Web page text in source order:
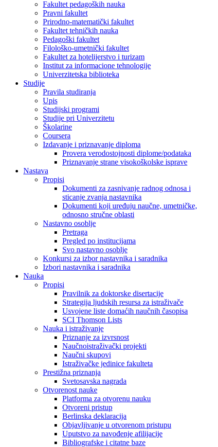
Fakultet pedagoških nauka
Pravni fakultet
Prirodno-matematički fakultet
Fakultet tehničkih nauka
Pedagoški fakultet
Filološko-umetnički fakultet
Fakultet za hotelijerstvo i turizam
Institut za informacione tehnologije
Univerzitetska biblioteka
Studije
Pravila studiranja
Upis
Studijski programi
Studije pri Univerzitetu
Školarine
Coursera
Izdavanje i priznavanje diploma
Provera verodostojnosti diplome/podataka
Priznavanje strane visokoškolske isprave
Nastava
Propisi
Dokumenti za zasnivanje radnog odnosa i
sticanje zvanja nastavnika
Dokumenti koji uređuju naučne, umetničke,
odnosno stručne oblasti
Nastavno osoblje
Pretraga
Pregled po institucijama
Svo nastavno osoblje
Konkursi za izbor nastavnika i saradnika
Izbori nastavnika i saradnika
Nauka
Propisi
Pravilnik za doktorske disertacije
Strategija ljudskih resursa za istraživače
Usvojene liste domaćih naučnih časopisa
SCI Thomson Lists
Nauka i istraživanje
Priznanje za izvrsnost
Naučnoistraživački projekti
Naučni skupovi
Istraživačke jedinice fakulteta
Prestižna priznanja
Svetosavska nagrada
Otvorenost nauke
Platforma za otvorenu nauku
Otvoreni pristup
Berlinska deklaracija
Objavljivanje u otvorenom pristupu
Uputstvo za navođenje afilijacije
Bibliografske i citatne baze